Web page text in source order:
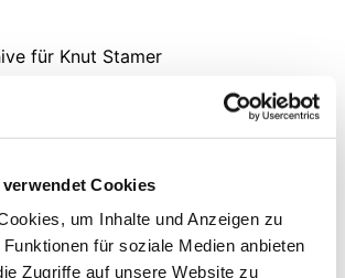
Cookies
um Inhalte und Anzeigen zu
für soziale Medien anbieten
Zugriffe auf unsere Website zu
für Knut Stamer
Vereinen und Verbänden. Bis zu den
von Rio war er für den chinesischen
tätig und war über 20 Jahre Therapieleiter MP